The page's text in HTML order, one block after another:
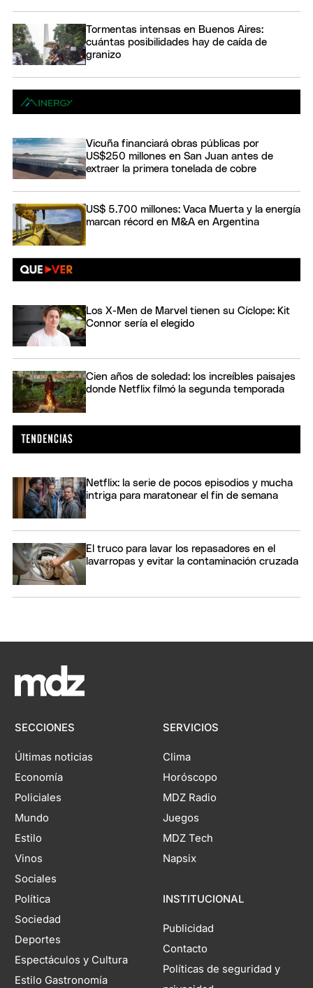
Tormentas intensas en Buenos Aires:
cuántas posibilidades hay de caída de
granizo
Vicuña financiará obras públicas por
US$250 millones en San Juan antes de
extraer la primera tonelada de cobre
US$ 5.700 millones: Vaca Muerta y la energía
marcan récord en M&A en Argentina
Los X-Men de Marvel tienen su Cíclope: Kit
Connor sería el elegido
Cien años de soledad: los increíbles paisajes
donde Netflix filmó la segunda temporada
Netflix: la serie de pocos episodios y mucha
intriga para maratonear el fin de semana
El truco para lavar los repasadores en el
lavarropas y evitar la contaminación cruzada
SECCIONES
Últimas noticias
Economía
Policiales
Mundo
Estilo
Vinos
Sociales
Política
Sociedad
Deportes
Espectáculos y Cultura
Estilo Gastronomía
SERVICIOS
Clima
Horóscopo
MDZ Radio
Juegos
MDZ Tech
Napsix
INSTITUCIONAL
Publicidad
Contacto
Políticas de seguridad y